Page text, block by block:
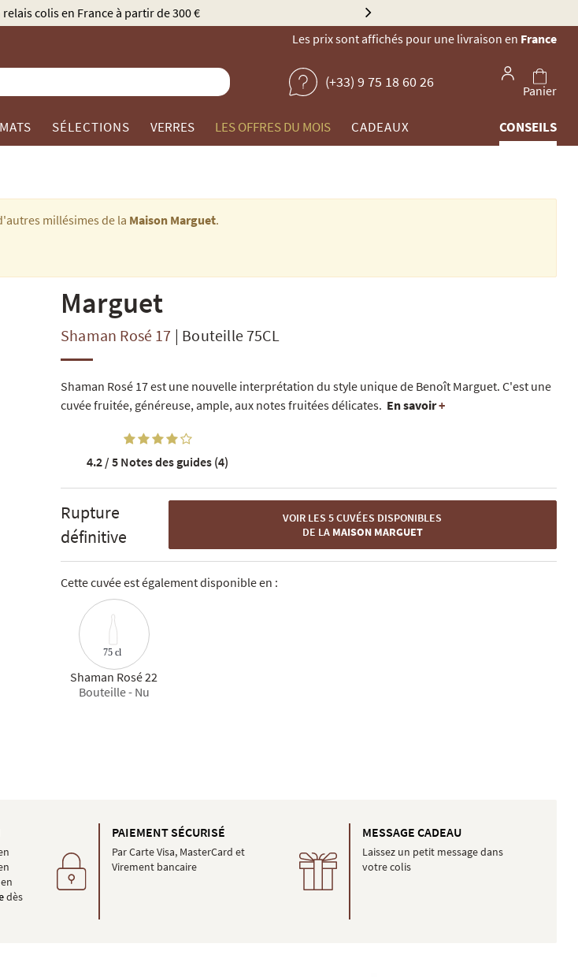
Champagne par Gault & Millau
Les prix sont affichés pour une livraison en France
(+33) 9 75 18 60 26
Panier
SÉLECTIONS VERRES LES OFFRES DU MOIS CADEAUX CONSEILS
millésimes de la Maison Marguet.
Marguet
Shaman Rosé 17 | Bouteille 75CL
Shaman Rosé 17 est une nouvelle interprétation du style unique de Benoît Marguet. C'est une
cuvée fruitée, généreuse, ample, aux notes fruitées délicates. En savoir+
4.2 / 5Notes des guides (4)
Rupture
définitive
VOIR LES 5 CUVÉES DISPONIBLES
DE LA MAISON MARGUET
Cette cuvée est également disponible en :
75 cl
Shaman Rosé 22
Bouteille - Nu
dès
PAIEMENT SÉCURISÉ
Par Carte Visa, MasterCard et
Virement bancaire
MESSAGE CADEAU
Laissez un petit message dans
votre colis